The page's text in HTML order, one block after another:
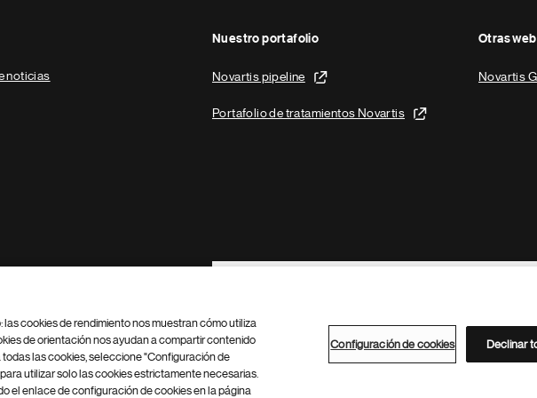
noticias
Nuestro portafolio
Novartis pipeline
Portafolio de tratamientos Novartis
Otras
Novartis
Footer Site Search
Configuración de cookies Mapa del sitio
cookies de rendimiento nos muestran cómo utiliza
de orientación nos ayudan a compartir contenido
las cookies, seleccione "Configuración de
utilizar solo las cookies estrictamente necesarias.
el enlace de configuración de cookies en la página
Configuración de cookies Declinar